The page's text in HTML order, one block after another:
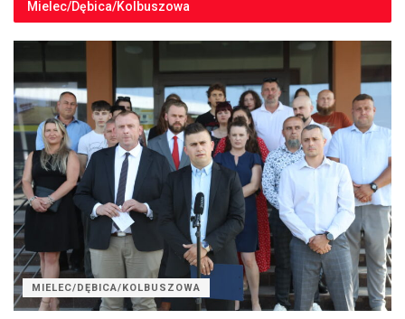
Mielec/Dębica/Kolbuszowa
MIELEC/DĘBICA/KOLBUSZOWA